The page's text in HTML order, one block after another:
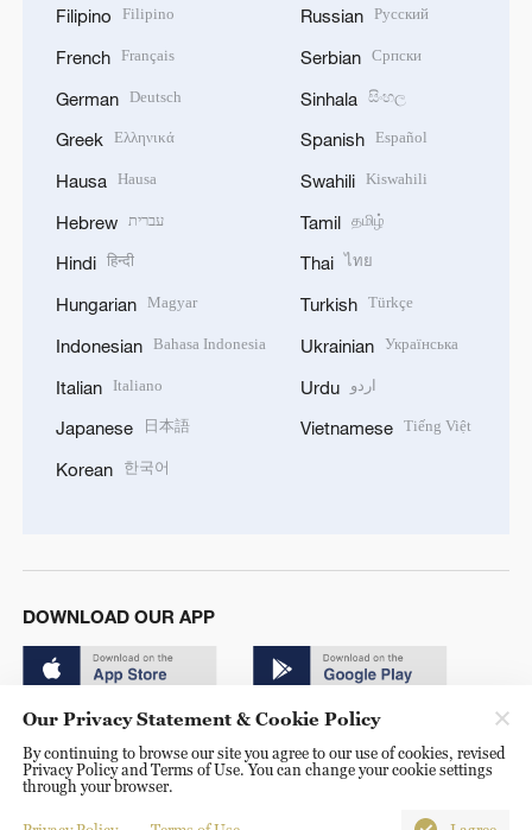
Filipino Filipino
French Français
German Deutsch
Greek Ελληνικά
Hausa Hausa
Hebrew עברית
Hindi हिन्दी
Hungarian Magyar
Indonesian Bahasa Indonesia
Italian Italiano
Japanese 日本語
Korean 한국어
Russian Русский
Serbian Српски
Sinhala සිංහල
Spanish Español
Swahili Kiswahili
Tamil தமிழ்
Thai ไทย
Turkish Türkçe
Ukrainian Українська
Urdu اردو
Vietnamese Tiếng Việt
DOWNLOAD OUR APP
© China Radio International.CRI. All Rights Reserved. 16A
Shijingshan Road, Beijing, China. 100040
Our Privacy Statement & Cookie Policy
By continuing to browse our site you agree to our use of cookies, revised
Privacy Policy and Terms of Use. You can change your cookie settings
through your browser.